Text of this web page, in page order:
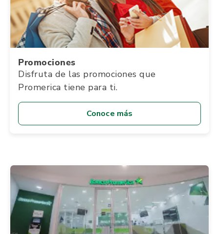
Promociones
Disfruta de las promociones que
Promerica tiene para ti.
Conoce más